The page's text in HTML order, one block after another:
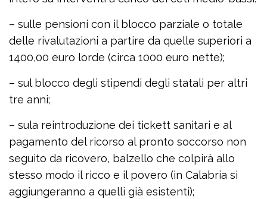
– sulle pensioni con il blocco parziale o totale
delle rivalutazioni a partire da quelle superiori a
1400,00 euro lorde (circa 1000 euro nette);
– sul blocco degli stipendi degli statali per altri
tre anni;
– sula reintroduzione dei tickett sanitari e al
pagamento del ricorso al pronto soccorso non
seguito da ricovero, balzello che colpirà allo
stesso modo il ricco e il povero (in Calabria si
aggiungeranno a quelli già esistenti);